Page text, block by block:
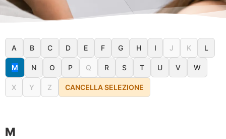
A B C D E F G H I J K L
M N O P Q R S T U V W
X Y Z CANCELLA SELEZIONE
M